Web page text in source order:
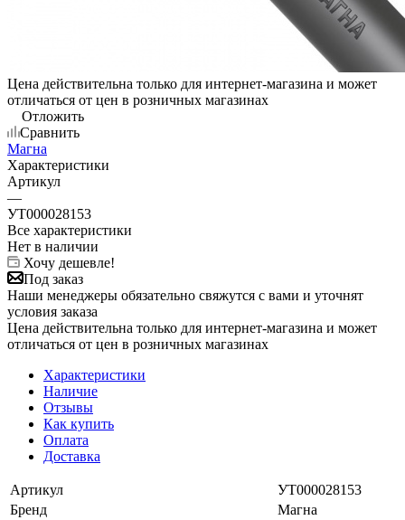
Цена действительна только для интернет-магазина и может
отличаться от цен в розничных магазинах
Отложить
Сравнить
Магна
Характеристики
Артикул
—
УТ000028153
Все характеристики
Нет в наличии
Хочу дешевле!
Под заказ
Наши менеджеры обязательно свяжутся с вами и уточнят
условия заказа
Цена действительна только для интернет-магазина и может
отличаться от цен в розничных магазинах
Характеристики
Наличие
Отзывы
Как купить
Оплата
Доставка
Артикул
УТ000028153
Бренд
Магна